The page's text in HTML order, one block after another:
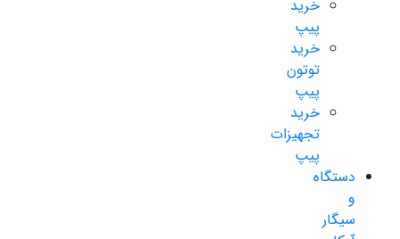
خرید
پیپ
خرید
توتون
پیپ
خرید
تجهیزات
پیپ
دستگاه
و
سیگار